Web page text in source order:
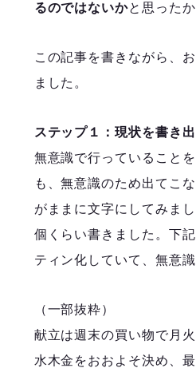
るのではないかと思った
この記事を書きながら、
ました。
ステップ１：現状を書き
無意識で行っていること
も、無意識のため出てこ
がままに文字にしてみま
個くらい書きました。下
ティン化していて、無意
（一部抜粋）
献立は週末の買い物で月
水木金をおおよそ決め、